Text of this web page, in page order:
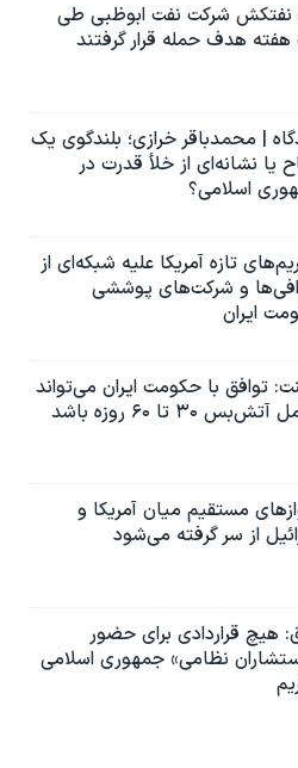
شرکت نفت ابوظبی طی
هدف حمله قرار گرفتند
| محمدباقر خرازی؛ بلندگوی یک
یا نشانه‌ای از خلأ قدرت در
اسلامی؟
تازه آمریکا علیه شبکه‌ای از
و شرکت‌های پوششی
ایران
توافق با حکومت ایران می‌تواند
۳۰ تا ۶۰ روزه باشد
مستقیم میان آمریکا و
از سر گرفته می‌شود
هیچ قراردادی برای حضور
نظامی» جمهوری اسلامی